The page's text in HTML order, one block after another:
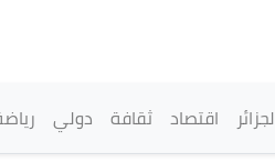
الرئيسية
اقتصاد ثقافة دولي